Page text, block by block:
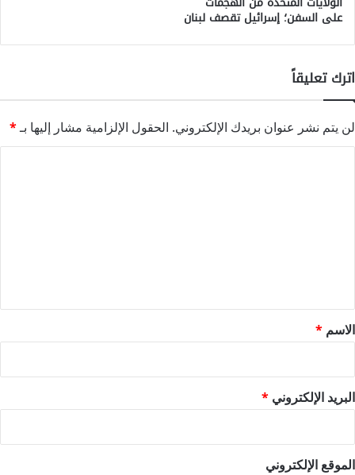
على السفن؛ إسرائيل تقصف لبنان
اترك تعليقاً
لن يتم نشر عنوان بريدك الإلكتروني. الحقول الإلزامية مشار إليها بـ*
*
الاسم *
البريد الإلكتروني *
الموقع الإلكتروني